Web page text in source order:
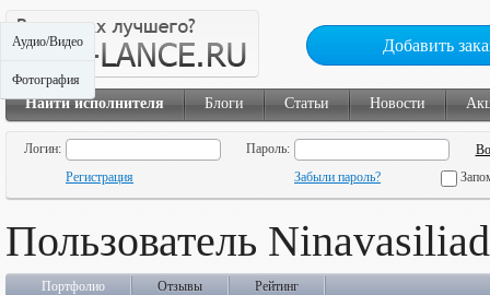
Добавить
Найти исполнителя Блоги Статьи Новости
Логин:
Пароль:
Регистрация
Забыли пароль?
Пользователь
Портфолио Отзывы Рейтинг
Аудио/Видео
Фотография